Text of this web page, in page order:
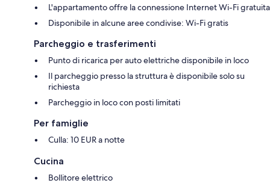
L'appartamento offre la connessione Internet Wi-Fi gratuita
Disponibile in alcune aree condivise: Wi-Fi gratis
Parcheggio e trasferimenti
Punto di ricarica per auto elettriche disponibile in loco
Il parcheggio presso la struttura è disponibile solo su
richiesta
Parcheggio in loco con posti limitati
Per famiglie
Culla: 10 EUR a notte
Cucina
Bollitore elettrico